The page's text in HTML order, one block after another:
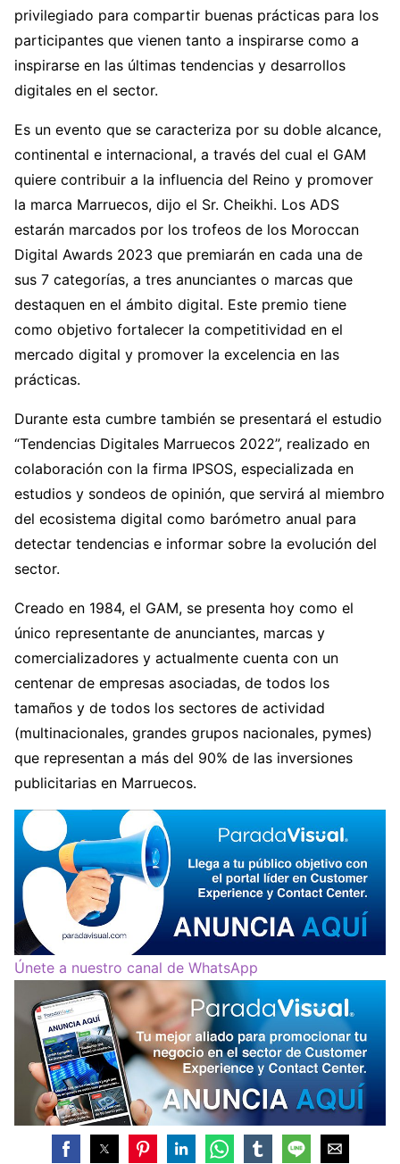
privilegiado para compartir buenas prácticas para los
participantes que vienen tanto a inspirarse como a
inspirarse en las últimas tendencias y desarrollos
digitales en el sector.
Es un evento que se caracteriza por su doble alcance,
continental e internacional, a través del cual el GAM
quiere contribuir a la influencia del Reino y promover
la marca Marruecos, dijo el Sr. Cheikhi. Los ADS
estarán marcados por los trofeos de los Moroccan
Digital Awards 2023 que premiarán en cada una de
sus 7 categorías, a tres anunciantes o marcas que
destaquen en el ámbito digital. Este premio tiene
como objetivo fortalecer la competitividad en el
mercado digital y promover la excelencia en las
prácticas.
Durante esta cumbre también se presentará el estudio
“Tendencias Digitales Marruecos 2022”, realizado en
colaboración con la firma IPSOS, especializada en
estudios y sondeos de opinión, que servirá al miembro
del ecosistema digital como barómetro anual para
detectar tendencias e informar sobre la evolución del
sector.
Creado en 1984, el GAM, se presenta hoy como el
único representante de anunciantes, marcas y
comercializadores y actualmente cuenta con un
centenar de empresas asociadas, de todos los
tamaños y de todos los sectores de actividad
(multinacionales, grandes grupos nacionales, pymes)
que representan a más del 90% de las inversiones
publicitarias en Marruecos.
Únete a nuestro canal de WhatsApp